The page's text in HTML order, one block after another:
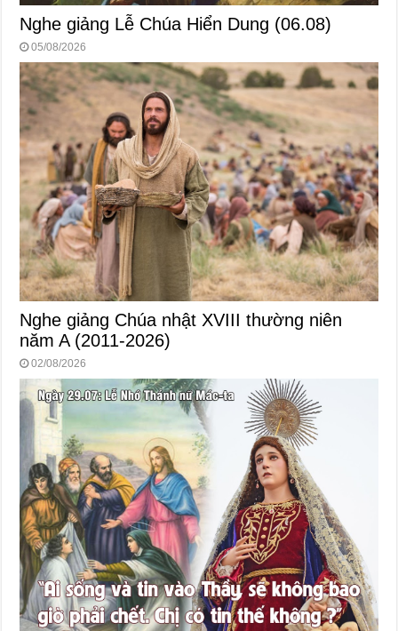
Nghe giảng Lễ Chúa Hiển Dung (06.08)
05/08/2026
Nghe giảng Chúa nhật XVIII thường niên
năm A (2011-2026)
02/08/2026